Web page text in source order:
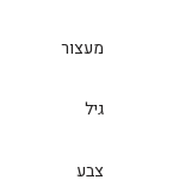
מעצור
גיל
צבע